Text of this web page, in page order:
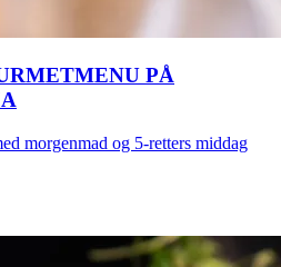
PÅ
morgenmad og 5-retters middag